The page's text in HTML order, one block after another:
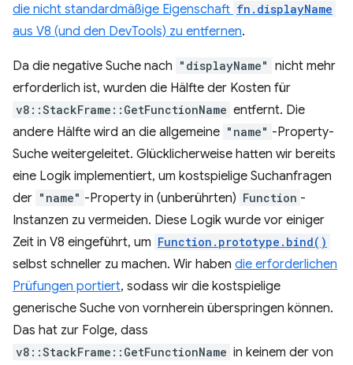
die nicht standardmäßige Eigenschaft fn.displayName
aus V8 (und den DevTools) zu entfernen.
Da die negative Suche nach "displayName" nicht mehr
erforderlich ist, wurden die Hälfte der Kosten für
v8::StackFrame::GetFunctionName entfernt. Die
andere Hälfte wird an die allgemeine "name" -Property-
Suche weitergeleitet. Glücklicherweise hatten wir bereits
eine Logik implementiert, um kostspielige Suchanfragen
der "name" -Property in (unberührten) Function -
Instanzen zu vermeiden. Diese Logik wurde vor einiger
Zeit in V8 eingeführt, um Function.prototype.bind()
selbst schneller zu machen. Wir haben die erforderlichen
Prüfungen portiert, sodass wir die kostspielige
generische Suche von vornherein überspringen können.
Das hat zur Folge, dass
v8::StackFrame::GetFunctionName in keinem der von